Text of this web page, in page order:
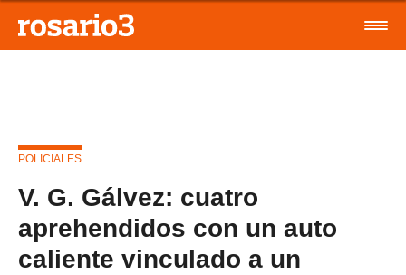
POLICIALES
V. G. Gálvez: cuatro
aprehendidos con un auto
caliente vinculado a un